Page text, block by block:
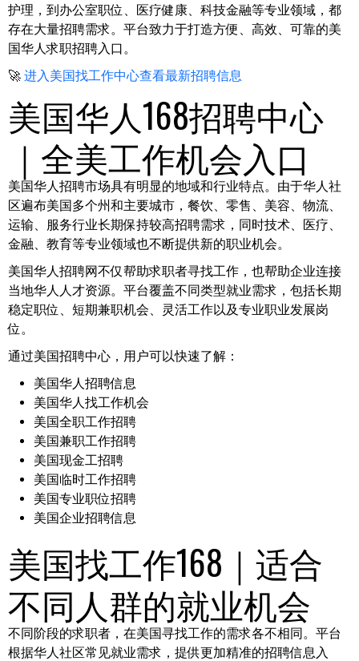
护理，到办公室职位、医疗健康、科技金融等专业领域，都
存在大量招聘需求。平台致力于打造方便、高效、可靠的美
国华人求职招聘入口。
🚀 进入美国找工作中心查看最新招聘信息
美国华人168招聘中心
｜全美工作机会入口
美国华人招聘市场具有明显的地域和行业特点。由于华人社
区遍布美国多个州和主要城市，餐饮、零售、美容、物流、
运输、服务行业长期保持较高招聘需求，同时技术、医疗、
金融、教育等专业领域也不断提供新的职业机会。
美国华人招聘网不仅帮助求职者寻找工作，也帮助企业连接
当地华人人才资源。平台覆盖不同类型就业需求，包括长期
稳定职位、短期兼职机会、灵活工作以及专业职业发展岗
位。
通过美国招聘中心，用户可以快速了解：
美国华人招聘信息
美国华人找工作机会
美国全职工作招聘
美国兼职工作招聘
美国现金工招聘
美国临时工作招聘
美国专业职位招聘
美国企业招聘信息
美国找工作168｜适合
不同人群的就业机会
不同阶段的求职者，在美国寻找工作的需求各不相同。平台
根据华人社区常见就业需求，提供更加精准的招聘信息入